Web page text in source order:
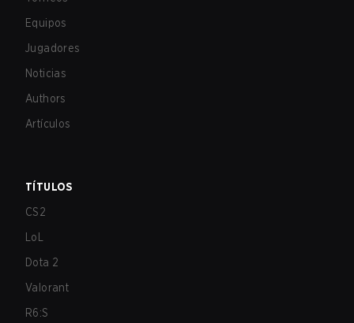
Equipos
Jugadores
Noticias
Authors
Artículos
TÍTULOS
CS2
LoL
Dota 2
Valorant
R6:S